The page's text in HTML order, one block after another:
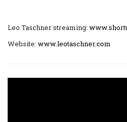
Leo Taschner streaming:
Website: www.leotaschner.com